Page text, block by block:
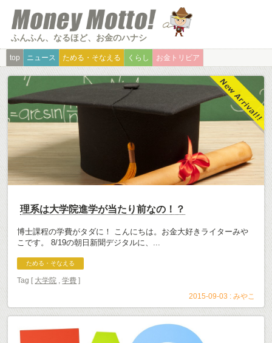
ふんふん、なるほど、お金のハナシ
top ニュース ためる・そなえる くらし お金トリビア
理系は大学院進学が当たり前なの！？
博士課程の学費がタダに！ こんにちは。お金大好きライターみや
こです。 8/19の朝日新聞デジタルに、...
ためる・そなえる
Tag [ 大学院 ,学費 ]
2015-09-03 : みやこ